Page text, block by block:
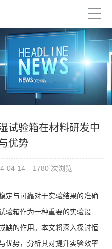
试验箱在材料研发中
优势
04-14 1780 次浏览
定与可靠对于实验结果的准确
验箱作为一种重要的实验设
缺的作用。本文将深入探讨恒
优势，分析其对提升实验效率